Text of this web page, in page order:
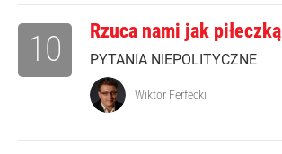
Rzuca nami jak piłeczką
PYTANIA NIEPOLITYCZNE
10
Wiktor Ferfecki